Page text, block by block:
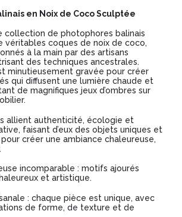
en Noix de Coco Sculptée
collection de photophores balinais
véritables coques de noix de coco,
à la main par des artisans
des techniques ancestrales.
minutieusement gravée pour créer
qui diffusent une lumière chaude et
de magnifiques jeux d’ombres sur
allient authenticité, écologie et
faisant d’eux des objets uniques et
créer une ambiance chaleureuse,
incomparable : motifs ajourés
et artistique.
: chaque pièce est unique, avec
de forme, de texture et de